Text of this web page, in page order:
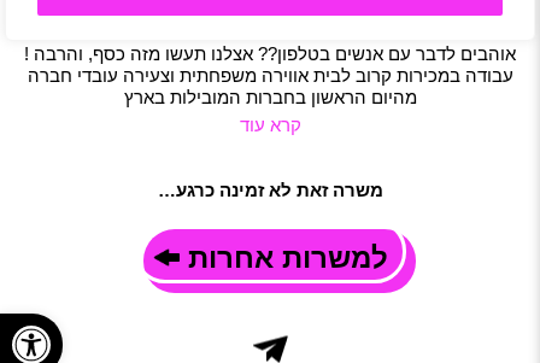
אוהבים לדבר עם אנשים בטלפון?? אצלנו תעשו מזה כסף, והרבה !
עבודה במכירות קרוב לבית אווירה משפחתית וצעירה עובדי חברה
מהיום הראשון בחברות המובילות בארץ
קרא עוד
משרה זאת לא זמינה כרגע…
למשרות אחרות